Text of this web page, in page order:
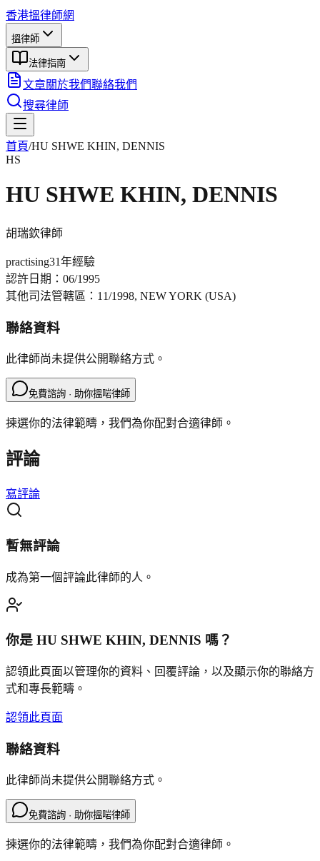
香港搵律師網
搵律師
法律指南
文章關於我們聯絡我們
搜尋律師
首頁/HU SHWE KHIN, DENNIS
HS
HU SHWE KHIN, DENNIS
胡瑞欽律師
practising31年經驗
認許日期： 06/1995
其他司法管轄區： 11/1998, NEW YORK (USA)
聯絡資料
此律師尚未提供公開聯絡方式。
免費諮詢 · 助你搵啱律師
揀選你的法律範疇，我們為你配對合適律師。
評論
寫評論
暫無評論
成為第一個評論此律師的人。
你是 HU SHWE KHIN, DENNIS 嗎？
認領此頁面以管理你的資料、回覆評論，以及顯示你的聯絡方
式和專長範疇。
認領此頁面
聯絡資料
此律師尚未提供公開聯絡方式。
免費諮詢 · 助你搵啱律師
揀選你的法律範疇，我們為你配對合適律師。